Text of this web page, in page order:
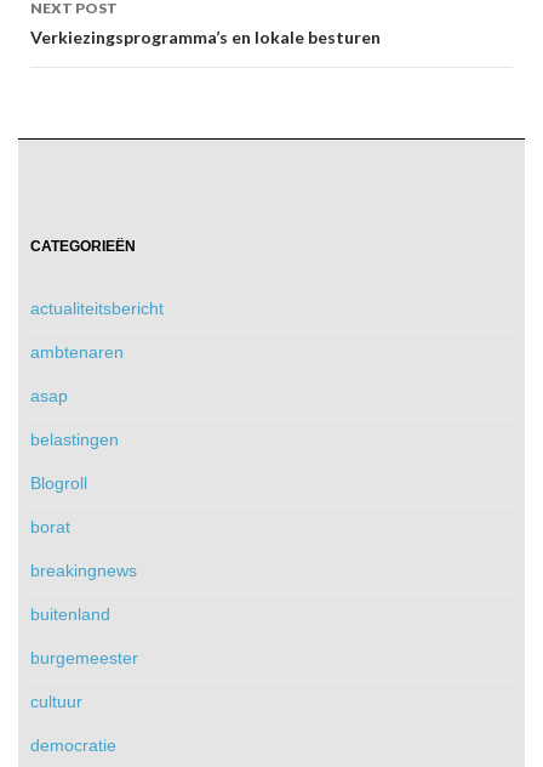
NEXT POST
Verkiezingsprogramma’s en lokale besturen
CATEGORIEËN
actualiteitsbericht
ambtenaren
asap
belastingen
Blogroll
borat
breakingnews
buitenland
burgemeester
cultuur
democratie